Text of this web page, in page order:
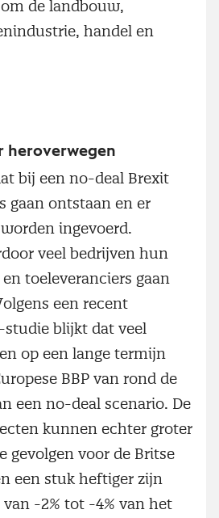
de landbouw,
handel en
heroverwegen
bij een no-deal Brexit
gaan ontstaan en er
ingevoerd.
veel bedrijven hun
toeleveranciers gaan
een recent
studie blijkt dat veel
op een lange termijn
BBP van rond de
een no-deal scenario. De
kunnen echter groter
gevolgen voor de Britse
een stuk heftiger zijn
-2% tot -4% van het